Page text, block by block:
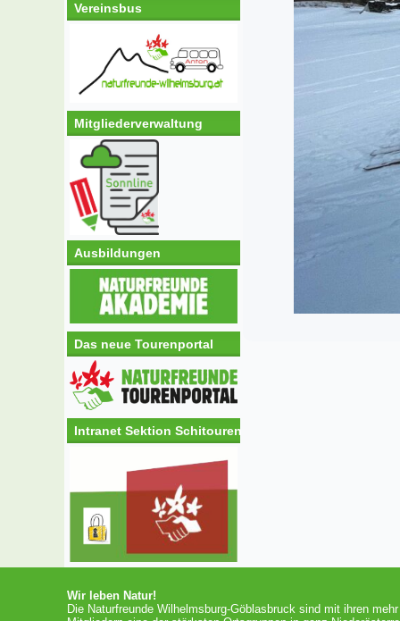
Vereinsbus
Mitgliederverwaltung
Ausbildungen
Das neue Tourenportal
Intranet Sektion Schitouren
Wir leben Natur!
Die Naturfreunde Wilhelmsburg-Göblasbruck sind mit ihren